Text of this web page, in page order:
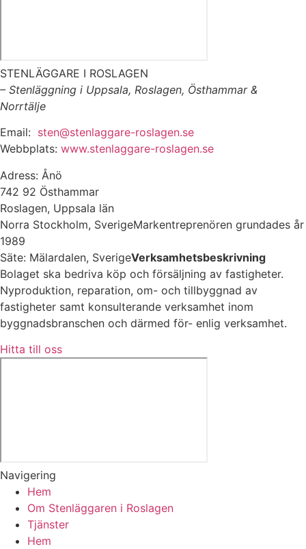
STENLÄGGARE I ROSLAGEN
– Stenläggning i Uppsala, Roslagen, Östhammar &
Norrtälje
Email: sten@stenlaggare-roslagen.se
Webbplats: www.stenlaggare-roslagen.se
Adress: Ånö
742 92 Östhammar
Roslagen, Uppsala län
Norra Stockholm, SverigeMarkentreprenören grundades år
1989
Säte: Mälardalen, SverigeVerksamhetsbeskrivning
Bolaget ska bedriva köp och försäljning av fastigheter.
Nyproduktion, reparation, om- och tillbyggnad av
fastigheter samt konsulterande verksamhet inom
byggnadsbranschen och därmed för- enlig verksamhet.
Hitta till oss
Navigering
Hem
Om Stenläggaren i Roslagen
Tjänster
Hem